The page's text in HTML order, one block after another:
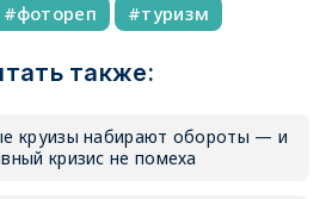
фотореп туризм
также:
круизы набирают обороты — и
кризис не помеха